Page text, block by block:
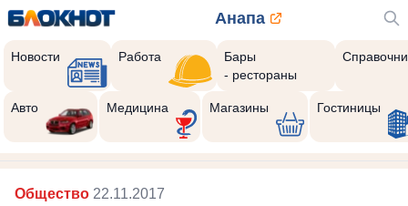
Анапа
Новости Работа
Бары
- рестораны
Авто Медицина Магазины Гостиницы
Общество 22.11.2017
8
Реклама закроется через: